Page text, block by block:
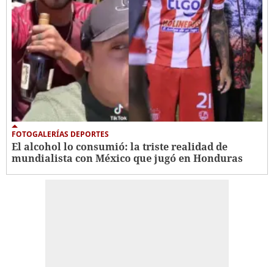
FOTOGALERÍAS DEPORTES
El alcohol lo consumió: la triste realidad de
mundialista con México que jugó en Honduras